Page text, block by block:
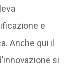
e
Anche qui il
si